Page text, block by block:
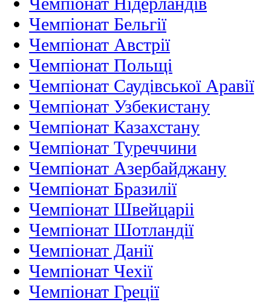
Чемпіонат Бельгії
Чемпіонат Австрії
Чемпіонат Польщі
Чемпіонат Саудівської Аравії
Чемпіонат Узбекистану
Чемпіонат Казахстану
Чемпіонат Туреччини
Чемпіонат Азербайджану
Чемпіонат Бразилії
Чемпіонат Швейцаріі
Чемпіонат Шотландії
Чемпіонат Данії
Чемпіонат Чехії
Чемпіонат Греції